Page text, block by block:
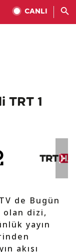
CANLI
TRT 1
de Bugün
olan dizi,
yayın
akışı